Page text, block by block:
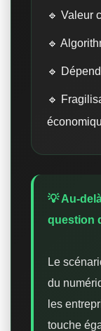
🔹 Valeur
🔹
🔹
🔹
💡 Au-
question
Le
du
les
touche